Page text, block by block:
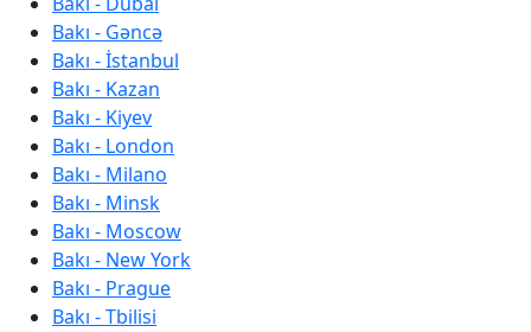
Bakı - Gəncə
Bakı - İstanbul
Bakı - Kazan
Bakı - Kiyev
Bakı - London
Bakı - Milano
Bakı - Minsk
Bakı - Moscow
Bakı - New York
Bakı - Prague
Bakı - Tbilisi